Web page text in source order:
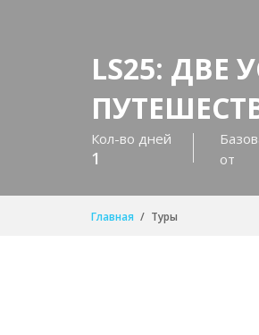
LS25: ДВЕ
Кол-во дней
1
от
Главная Туры